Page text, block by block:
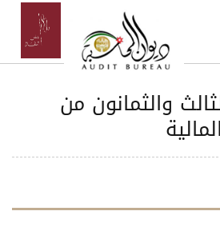
والثمانون من